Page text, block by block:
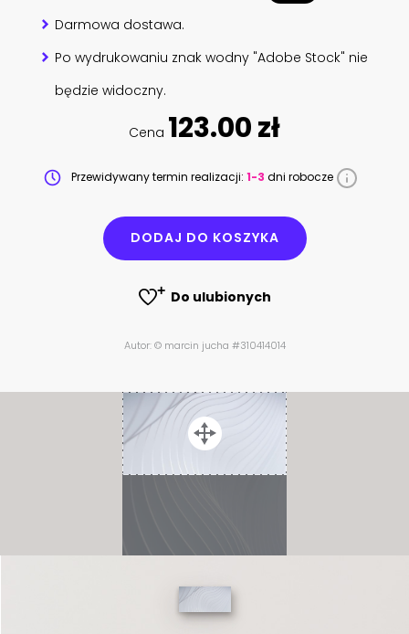
Darmowa dostawa.
Po wydrukowaniu znak wodny "Adobe Stock" nie
będzie widoczny.
Cena 123.00 zł
Przewidywany termin realizacji: 1-3 dni robocze
DODAJ DO KOSZYKA
Do ulubionych
Autor: © marcin jucha #310414014